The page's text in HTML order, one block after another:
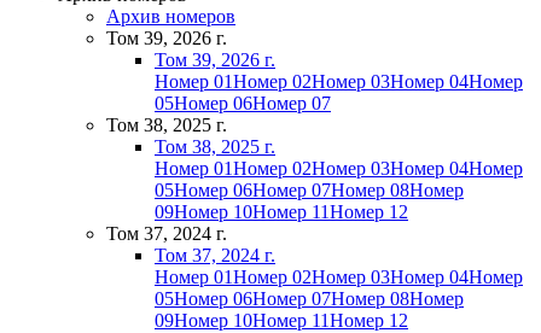
Архив номеров
Том 39, 2026 г.
Том 39, 2026 г.
Номер 01Номер 02Номер 03Номер 04Номер
05Номер 06Номер 07
Том 38, 2025 г.
Том 38, 2025 г.
Номер 01Номер 02Номер 03Номер 04Номер
05Номер 06Номер 07Номер 08Номер
09Номер 10Номер 11Номер 12
Том 37, 2024 г.
Том 37, 2024 г.
Номер 01Номер 02Номер 03Номер 04Номер
05Номер 06Номер 07Номер 08Номер
09Номер 10Номер 11Номер 12